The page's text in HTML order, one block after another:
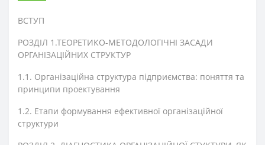
ВСТУП
РОЗДІЛ 1.ТЕОРЕТИКО-МЕТОДОЛОГІЧНІ ЗАСАДИ
ОРГАНІЗАЦІЙНИХ СТРУКТУР
1.1. Організаційна структура підприємства: поняття та
принципи проектування
1.2. Етапи формування ефективної організаційної
структури